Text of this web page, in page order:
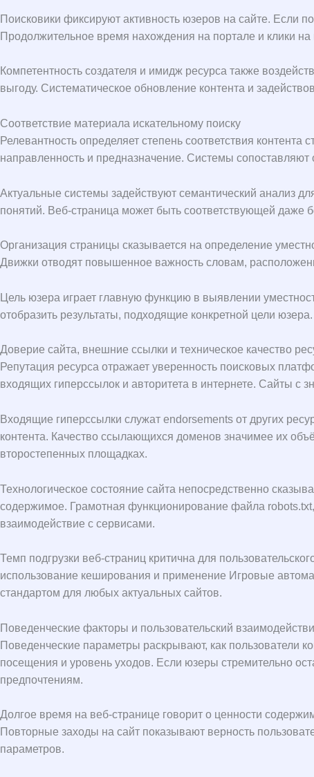
Поисковики фиксируют активность юзеров на сайте. Если
Продолжительное время нахождения на портале и клики
Компетентность создателя и имидж ресурса также
выгоду. Систематическое обновление контента и
Соответствие материала искательному поиску
Релевантность определяет степень соответствия
направленность и предназначение. Системы
Актуальные системы задействуют семантический анализ
понятий. Веб-страница может быть соответствующей даже
Организация страницы сказывается на определение
Движки отводят повышенное важность словам,
Цель юзера играет главную функцию в выявлении
отобразить результаты, подходящие конкретной цели
Доверие сайта, внешние ссылки и техническое качество
Репутация ресурса отражает уверенность поисковых
входящих гиперссылок и авторитета в интернете. Сайты с
Входящие гиперссылки служат endorsements от других
контента. Качество ссылающихся доменов значимее их
второстепенных площадках.
Технологическое состояние сайта непосредственно
содержимое. Грамотная функционирование файла
взаимодействие с сервисами.
Темп подгрузки веб-страниц критична для
использование кеширования и применение Игровые
стандартом для любых актуальных сайтов.
Поведенческие факторы и пользовательский
Поведенческие параметры раскрывают, как пользователи
посещения и уровень уходов. Если юзеры стремительно
предпочтениям.
Долгое время на веб-странице говорит о ценности
Повторные заходы на сайт показывают верность
параметров.